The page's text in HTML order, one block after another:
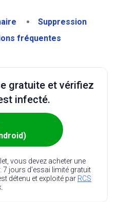
Suppression
fréquentes
gratuite et vérifiez
infecté.
vous devez acheter une
7 jours d’essai limité gratuit
détenu et exploité par RCS